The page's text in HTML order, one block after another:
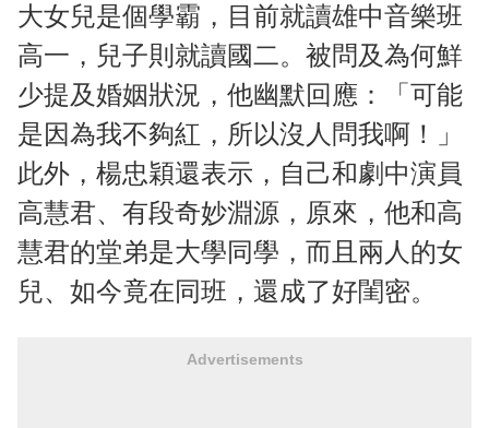
大女兒是個學霸，目前就讀雄中音樂班
高一，兒子則就讀國二。被問及為何鮮
少提及婚姻狀況，他幽默回應：「可能
是因為我不夠紅，所以沒人問我啊！」
此外，楊忠穎還表示，自己和劇中演員
高慧君、有段奇妙淵源，原來，他和高
慧君的堂弟是大學同學，而且兩人的女
兒、如今竟在同班，還成了好閨密。
Advertisements